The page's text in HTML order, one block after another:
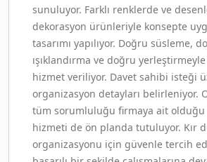
sunuluyor. Farklı renklerde ve
dekorasyon ürünleriyle konsepte
tasarımı yapılıyor. Doğru süsleme,
ışıklandırma ve doğru
hizmet veriliyor. Davet sahibi isteği
organizasyon detayları belirleniyor.
tüm sorumluluğu firmaya ait
hizmeti de ön planda tutuluyor. Kır
organizasyonu için güvenle tercih